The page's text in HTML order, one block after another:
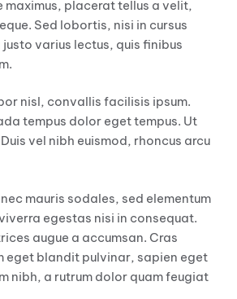
maximus, placerat tellus a velit,
Sed lobortis, nisi in cursus
varius lectus, quis finibus
nisl, convallis facilisis ipsum.
tempus dolor eget tempus. Ut
vel nibh euismod, rhoncus arcu
mauris sodales, sed elementum
egestas nisi in consequat.
augue a accumsan. Cras
eget blandit pulvinar, sapien eget
nibh, a rutrum dolor quam feugiat